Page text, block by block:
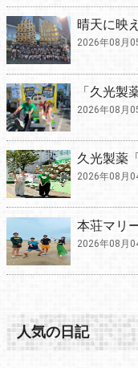
晴天に映
2026年08月
「久光製
2026年08月
久光製薬
2026年08月
本荘マリ
2026年08月
人気の日記